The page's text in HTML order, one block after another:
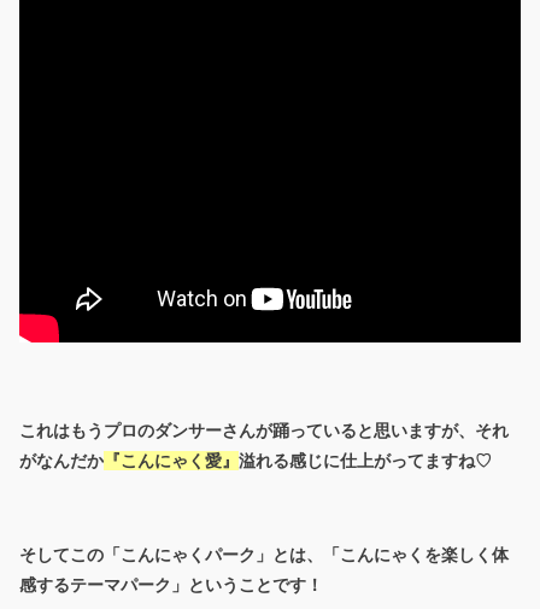
これはもうプロのダンサーさんが踊っていると思いますが、それ
がなんだか 『こんにゃく愛』 溢れる感じに仕上がってますね♡
そしてこの「こんにゃくパーク」とは、「こんにゃくを楽しく体
感するテーマパーク」ということです！